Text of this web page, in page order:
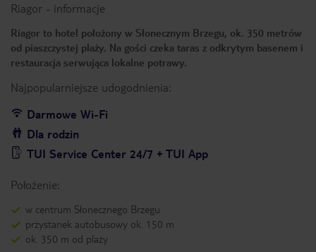
Riagor - informacje
Riagor to hotel położony w Słonecznym Brzegu, ok. 350 metrów
od piaszczystej plaży. Na gości czeka taras z odkrytym basenem i
restauracja serwująca lokalne potrawy.
Najpopularniejsze udogodnienia:
Darmowe Wi-Fi
Dla rodzin
TUI Service Center 24/7 + TUI App
Położenie:
w centrum Słonecznego Brzegu
przystanek autobusowy ok. 150 m
ok. 350 m od plaży